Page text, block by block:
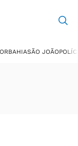
BAHIASÃO JOÃO